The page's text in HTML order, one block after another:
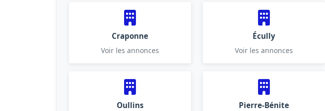
Craponne
Voir les annonces
Écully
Voir les annonces
Oullins Pierre-Bénite